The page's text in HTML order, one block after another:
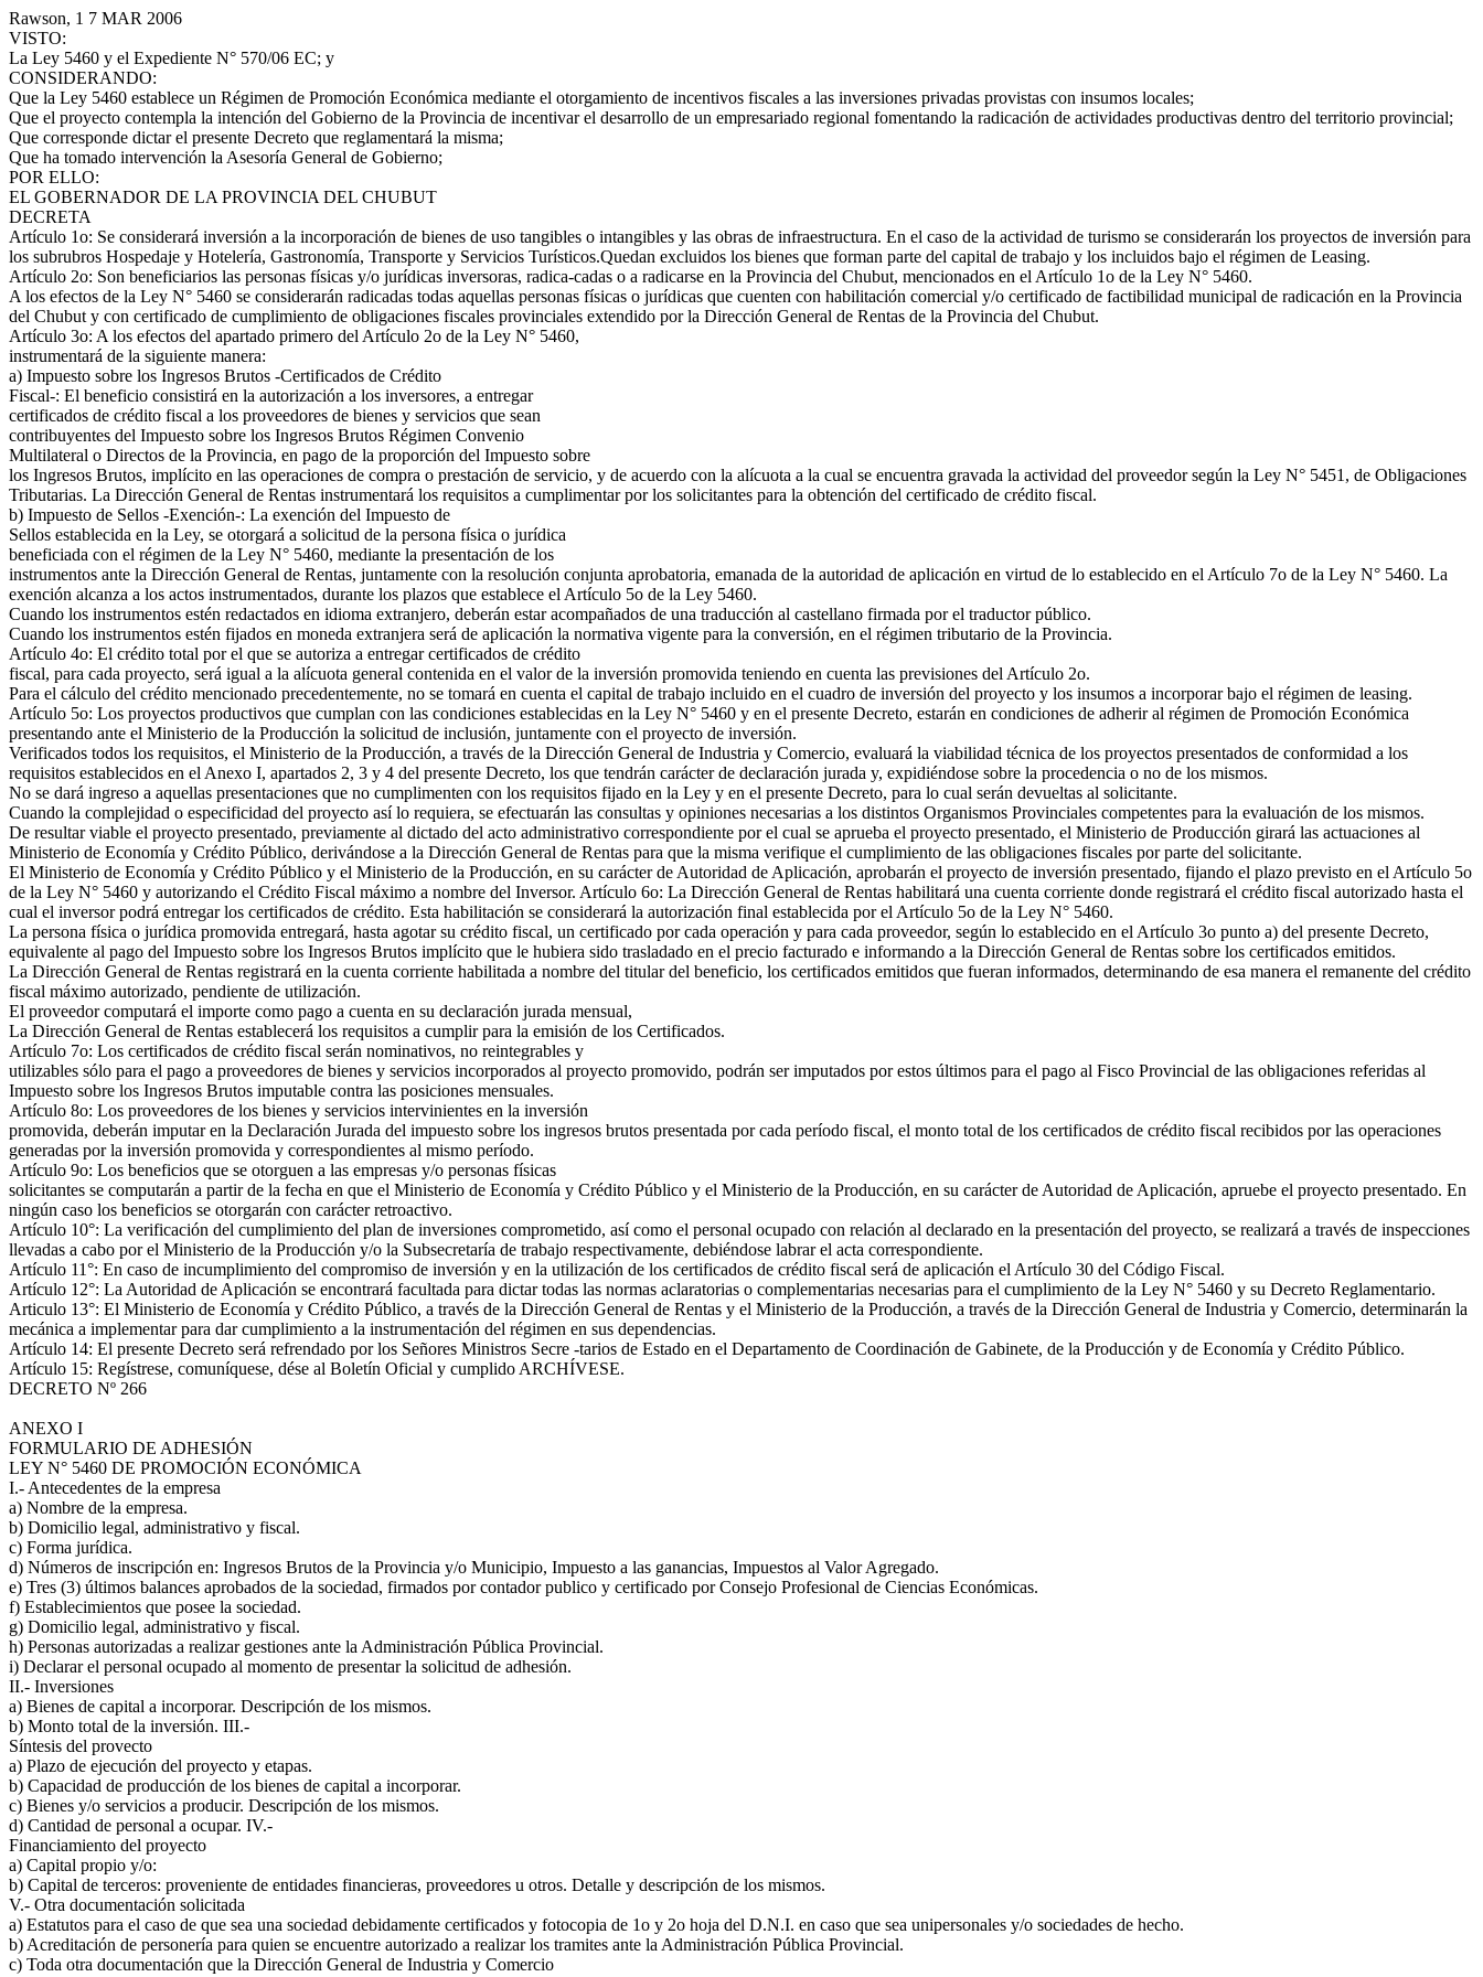
Rawson, 1 7 MAR 2006
VISTO:
La Ley 5460 y el Expediente N° 570/06 EC; y
CONSIDERANDO:
Que la Ley 5460 establece un Régimen de Promoción Económica mediante el otorgamiento de incentivos fiscales a las inversiones privadas provistas con insumos locales;
Que el proyecto contempla la intención del Gobierno de la Provincia de incentivar el desarrollo de un empresariado regional fomentando la radicación de actividades productivas dentro del territorio provincial;
Que corresponde dictar el presente Decreto que reglamentará la misma;
Que ha tomado intervención la Asesoría General de Gobierno;
POR ELLO:
EL GOBERNADOR DE LA PROVINCIA DEL CHUBUT
DECRETA
Artículo 1o: Se considerará inversión a la incorporación de bienes de uso tangibles o intangibles y las obras de infraestructura. En el caso de la actividad de turismo se considerarán los proyectos de inversión para
los subrubros Hospedaje y Hotelería, Gastronomía, Transporte y Servicios Turísticos.Quedan excluidos los bienes que forman parte del capital de trabajo y los incluidos bajo el régimen de Leasing.
Artículo 2o: Son beneficiarios las personas físicas y/o jurídicas inversoras, radica-cadas o a radicarse en la Provincia del Chubut, mencionados en el Artículo 1o de la Ley N° 5460.
A los efectos de la Ley N° 5460 se considerarán radicadas todas aquellas personas físicas o jurídicas que cuenten con habilitación comercial y/o certificado de factibilidad municipal de radicación en la Provincia
del Chubut y con certificado de cumplimiento de obligaciones fiscales provinciales extendido por la Dirección General de Rentas de la Provincia del Chubut.
Artículo 3o: A los efectos del apartado primero del Artículo 2o de la Ley N° 5460,
instrumentará de la siguiente manera:
a) Impuesto sobre los Ingresos Brutos -Certificados de Crédito
Fiscal-: El beneficio consistirá en la autorización a los inversores, a entregar
certificados de crédito fiscal a los proveedores de bienes y servicios que sean
contribuyentes del Impuesto sobre los Ingresos Brutos Régimen Convenio
Multilateral o Directos de la Provincia, en pago de la proporción del Impuesto sobre
los Ingresos Brutos, implícito en las operaciones de compra o prestación de servicio, y de acuerdo con la alícuota a la cual se encuentra gravada la actividad del proveedor según la Ley N° 5451, de Obligaciones
Tributarias. La Dirección General de Rentas instrumentará los requisitos a cumplimentar por los solicitantes para la obtención del certificado de crédito fiscal.
b) Impuesto de Sellos -Exención-: La exención del Impuesto de
Sellos establecida en la Ley, se otorgará a solicitud de la persona física o jurídica
beneficiada con el régimen de la Ley N° 5460, mediante la presentación de los
instrumentos ante la Dirección General de Rentas, juntamente con la resolución conjunta aprobatoria, emanada de la autoridad de aplicación en virtud de lo establecido en el Artículo 7o de la Ley N° 5460. La
exención alcanza a los actos instrumentados, durante los plazos que establece el Artículo 5o de la Ley 5460.
Cuando los instrumentos estén redactados en idioma extranjero, deberán estar acompañados de una traducción al castellano firmada por el traductor público.
Cuando los instrumentos estén fijados en moneda extranjera será de aplicación la normativa vigente para la conversión, en el régimen tributario de la Provincia.
Artículo 4o: El crédito total por el que se autoriza a entregar certificados de crédito
fiscal, para cada proyecto, será igual a la alícuota general contenida en el valor de la inversión promovida teniendo en cuenta las previsiones del Artículo 2o.
Para el cálculo del crédito mencionado precedentemente, no se tomará en cuenta el capital de trabajo incluido en el cuadro de inversión del proyecto y los insumos a incorporar bajo el régimen de leasing.
Artículo 5o: Los proyectos productivos que cumplan con las condiciones establecidas en la Ley N° 5460 y en el presente Decreto, estarán en condiciones de adherir al régimen de Promoción Económica
presentando ante el Ministerio de la Producción la solicitud de inclusión, juntamente con el proyecto de inversión.
Verificados todos los requisitos, el Ministerio de la Producción, a través de la Dirección General de Industria y Comercio, evaluará la viabilidad técnica de los proyectos presentados de conformidad a los
requisitos establecidos en el Anexo I, apartados 2, 3 y 4 del presente Decreto, los que tendrán carácter de declaración jurada y, expidiéndose sobre la procedencia o no de los mismos.
No se dará ingreso a aquellas presentaciones que no cumplimenten con los requisitos fijado en la Ley y en el presente Decreto, para lo cual serán devueltas al solicitante.
Cuando la complejidad o especificidad del proyecto así lo requiera, se efectuarán las consultas y opiniones necesarias a los distintos Organismos Provinciales competentes para la evaluación de los mismos.
De resultar viable el proyecto presentado, previamente al dictado del acto administrativo correspondiente por el cual se aprueba el proyecto presentado, el Ministerio de Producción girará las actuaciones al
Ministerio de Economía y Crédito Público, derivándose a la Dirección General de Rentas para que la misma verifique el cumplimiento de las obligaciones fiscales por parte del solicitante.
El Ministerio de Economía y Crédito Público y el Ministerio de la Producción, en su carácter de Autoridad de Aplicación, aprobarán el proyecto de inversión presentado, fijando el plazo previsto en el Artículo 5o
de la Ley N° 5460 y autorizando el Crédito Fiscal máximo a nombre del Inversor. Artículo 6o: La Dirección General de Rentas habilitará una cuenta corriente donde registrará el crédito fiscal autorizado hasta el
cual el inversor podrá entregar los certificados de crédito. Esta habilitación se considerará la autorización final establecida por el Artículo 5o de la Ley N° 5460.
La persona física o jurídica promovida entregará, hasta agotar su crédito fiscal, un certificado por cada operación y para cada proveedor, según lo establecido en el Artículo 3o punto a) del presente Decreto,
equivalente al pago del Impuesto sobre los Ingresos Brutos implícito que le hubiera sido trasladado en el precio facturado e informando a la Dirección General de Rentas sobre los certificados emitidos.
La Dirección General de Rentas registrará en la cuenta corriente habilitada a nombre del titular del beneficio, los certificados emitidos que fueran informados, determinando de esa manera el remanente del crédito
fiscal máximo autorizado, pendiente de utilización.
El proveedor computará el importe como pago a cuenta en su declaración jurada mensual,
La Dirección General de Rentas establecerá los requisitos a cumplir para la emisión de los Certificados.
Artículo 7o: Los certificados de crédito fiscal serán nominativos, no reintegrables y
utilizables sólo para el pago a proveedores de bienes y servicios incorporados al proyecto promovido, podrán ser imputados por estos últimos para el pago al Fisco Provincial de las obligaciones referidas al
Impuesto sobre los Ingresos Brutos imputable contra las posiciones mensuales.
Artículo 8o: Los proveedores de los bienes y servicios intervinientes en la inversión
promovida, deberán imputar en la Declaración Jurada del impuesto sobre los ingresos brutos presentada por cada período fiscal, el monto total de los certificados de crédito fiscal recibidos por las operaciones
generadas por la inversión promovida y correspondientes al mismo período.
Artículo 9o: Los beneficios que se otorguen a las empresas y/o personas físicas
solicitantes se computarán a partir de la fecha en que el Ministerio de Economía y Crédito Público y el Ministerio de la Producción, en su carácter de Autoridad de Aplicación, apruebe el proyecto presentado. En
ningún caso los beneficios se otorgarán con carácter retroactivo.
Artículo 10°: La verificación del cumplimiento del plan de inversiones comprometido, así como el personal ocupado con relación al declarado en la presentación del proyecto, se realizará a través de inspecciones
llevadas a cabo por el Ministerio de la Producción y/o la Subsecretaría de trabajo respectivamente, debiéndose labrar el acta correspondiente.
Artículo 11°: En caso de incumplimiento del compromiso de inversión y en la utilización de los certificados de crédito fiscal será de aplicación el Artículo 30 del Código Fiscal.
Artículo 12°: La Autoridad de Aplicación se encontrará facultada para dictar todas las normas aclaratorias o complementarias necesarias para el cumplimiento de la Ley N° 5460 y su Decreto Reglamentario.
Articulo 13°: El Ministerio de Economía y Crédito Público, a través de la Dirección General de Rentas y el Ministerio de la Producción, a través de la Dirección General de Industria y Comercio, determinarán la
mecánica a implementar para dar cumplimiento a la instrumentación del régimen en sus dependencias.
Artículo 14: El presente Decreto será refrendado por los Señores Ministros Secre -tarios de Estado en el Departamento de Coordinación de Gabinete, de la Producción y de Economía y Crédito Público.
Artículo 15: Regístrese, comuníquese, dése al Boletín Oficial y cumplido ARCHÍVESE.
DECRETO Nº 266
ANEXO I
FORMULARIO DE ADHESIÓN
LEY N° 5460 DE PROMOCIÓN ECONÓMICA
I.- Antecedentes de la empresa
a) Nombre de la empresa.
b) Domicilio legal, administrativo y fiscal.
c) Forma jurídica.
d) Números de inscripción en: Ingresos Brutos de la Provincia y/o Municipio, Impuesto a las ganancias, Impuestos al Valor Agregado.
e) Tres (3) últimos balances aprobados de la sociedad, firmados por contador publico y certificado por Consejo Profesional de Ciencias Económicas.
f) Establecimientos que posee la sociedad.
g) Domicilio legal, administrativo y fiscal.
h) Personas autorizadas a realizar gestiones ante la Administración Pública Provincial.
i) Declarar el personal ocupado al momento de presentar la solicitud de adhesión.
II.- Inversiones
a) Bienes de capital a incorporar. Descripción de los mismos.
b) Monto total de la inversión. III.-
Síntesis del provecto
a) Plazo de ejecución del proyecto y etapas.
b) Capacidad de producción de los bienes de capital a incorporar.
c) Bienes y/o servicios a producir. Descripción de los mismos.
d) Cantidad de personal a ocupar. IV.-
Financiamiento del proyecto
a) Capital propio y/o:
b) Capital de terceros: proveniente de entidades financieras, proveedores u otros. Detalle y descripción de los mismos.
V.- Otra documentación solicitada
a) Estatutos para el caso de que sea una sociedad debidamente certificados y fotocopia de 1o y 2o hoja del D.N.I. en caso que sea unipersonales y/o sociedades de hecho.
b) Acreditación de personería para quien se encuentre autorizado a realizar los tramites ante la Administración Pública Provincial.
c) Toda otra documentación que la Dirección General de Industria y Comercio